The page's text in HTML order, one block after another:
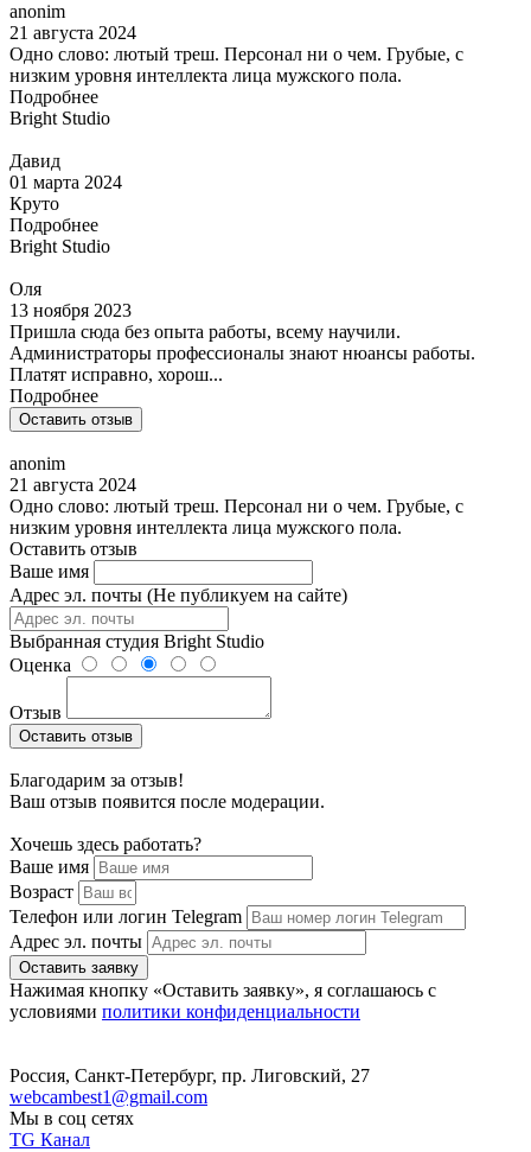
anonim
21 августа 2024
Одно слово: лютый треш. Персонал ни о чем. Грубые, с
низким уровня интеллекта лица мужского пола.
Подробнее
Bright Studio
Давид
01 марта 2024
Круто
Подробнее
Bright Studio
Оля
13 ноября 2023
Пришла сюда без опыта работы, всему научили.
Администраторы профессионалы знают нюансы работы.
Платят исправно, хорош...
Подробнее
Оставить отзыв
anonim
21 августа 2024
Одно слово: лютый треш. Персонал ни о чем. Грубые, с
низким уровня интеллекта лица мужского пола.
Оставить отзыв
Ваше имя
Адрес эл. почты (Не публикуем на сайте)
Выбранная студия Bright Studio
Оценка
Отзыв
Оставить отзыв
Благодарим за отзыв!
Ваш отзыв появится после модерации.
Хочешь здесь работать?
Ваше имя
Возраст
Телефон или логин Telegram
Адрес эл. почты
Оставить заявку
Нажимая кнопку «Оставить заявку», я соглашаюсь с
условиями политики конфиденциальности
Россия, Санкт-Петербург, пр. Лиговский, 27
webcambest1@gmail.com
Мы в соц сетях
TG Канал